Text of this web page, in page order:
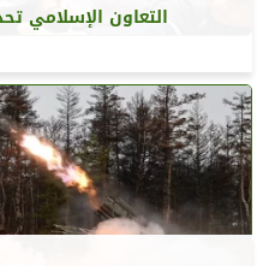
التعاون الإسلامي